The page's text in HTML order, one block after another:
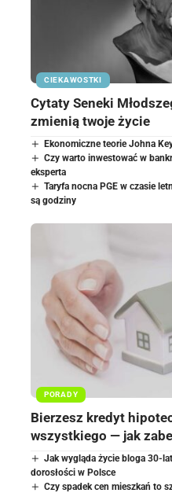
CIEKAWOSTKI
Cytaty Seneki
zmienią twoje życie
Ekonomiczne teorie Johna
Czy warto inwestować w
eksperta
Taryfa nocna PGE w czasie
są godziny
PORADY
Bierzesz kredyt
wszystkiego — jak
Jak wygląda życie bloga 30-
dorosłości w Polsce
Czy spadek cen mieszkań to